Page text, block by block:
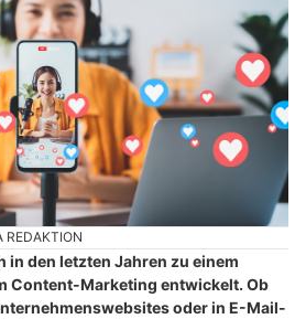
REDAKTION
den letzten Jahren zu einem
Content-Marketing entwickelt. Ob
oder in E-Mail-